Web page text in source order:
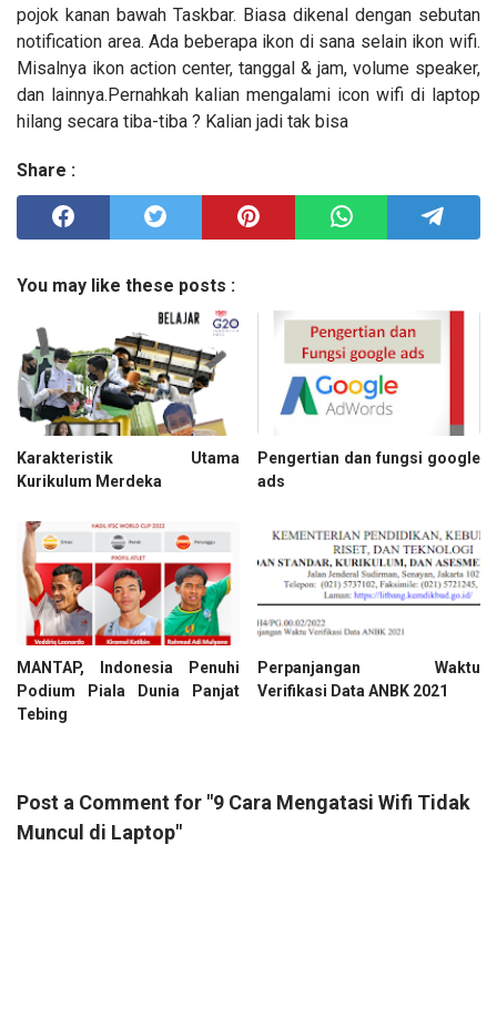
pojok kanan bawah Taskbar. Biasa dikenal dengan sebutan
notification area. Ada beberapa ikon di sana selain ikon wifi.
Misalnya ikon action center, tanggal & jam, volume speaker,
dan lainnya.Pernahkah kalian mengalami icon wifi di laptop
hilang secara tiba-tiba ? Kalian jadi tak bisa
Share :
You may like these posts :
Karakteristik Utama
Kurikulum Merdeka
Pengertian dan fungsi google
ads
MANTAP, Indonesia Penuhi
Podium Piala Dunia Panjat
Tebing
Perpanjangan Waktu
Verifikasi Data ANBK 2021
Post a Comment for "9 Cara Mengatasi Wifi Tidak
Muncul di Laptop"